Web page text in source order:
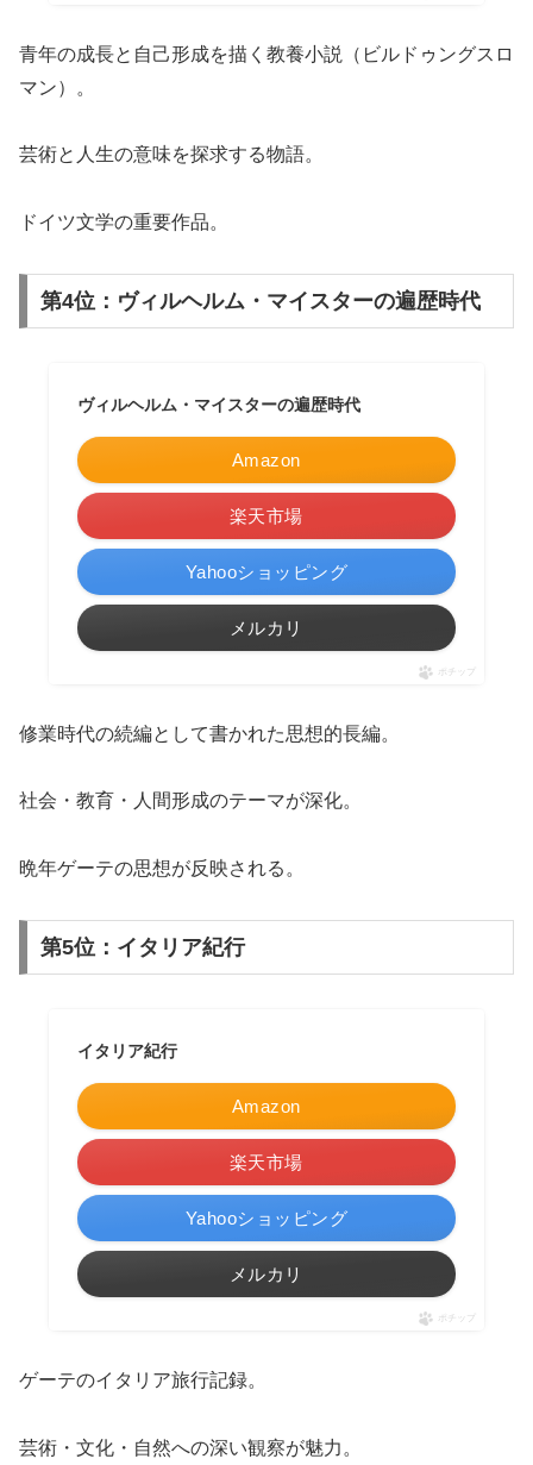
青年の成長と自己形成を描く教養小説（ビルドゥングスロ
マン）。
芸術と人生の意味を探求する物語。
ドイツ文学の重要作品。
第4位：ヴィルヘルム・マイスターの遍歴時代
ヴィルヘルム・マイスターの遍歴時代
Amazon
楽天市場
Yahooショッピング
メルカリ
ポチップ
修業時代の続編として書かれた思想的長編。
社会・教育・人間形成のテーマが深化。
晩年ゲーテの思想が反映される。
第5位：イタリア紀行
イタリア紀行
Amazon
楽天市場
Yahooショッピング
メルカリ
ポチップ
ゲーテのイタリア旅行記録。
芸術・文化・自然への深い観察が魅力。